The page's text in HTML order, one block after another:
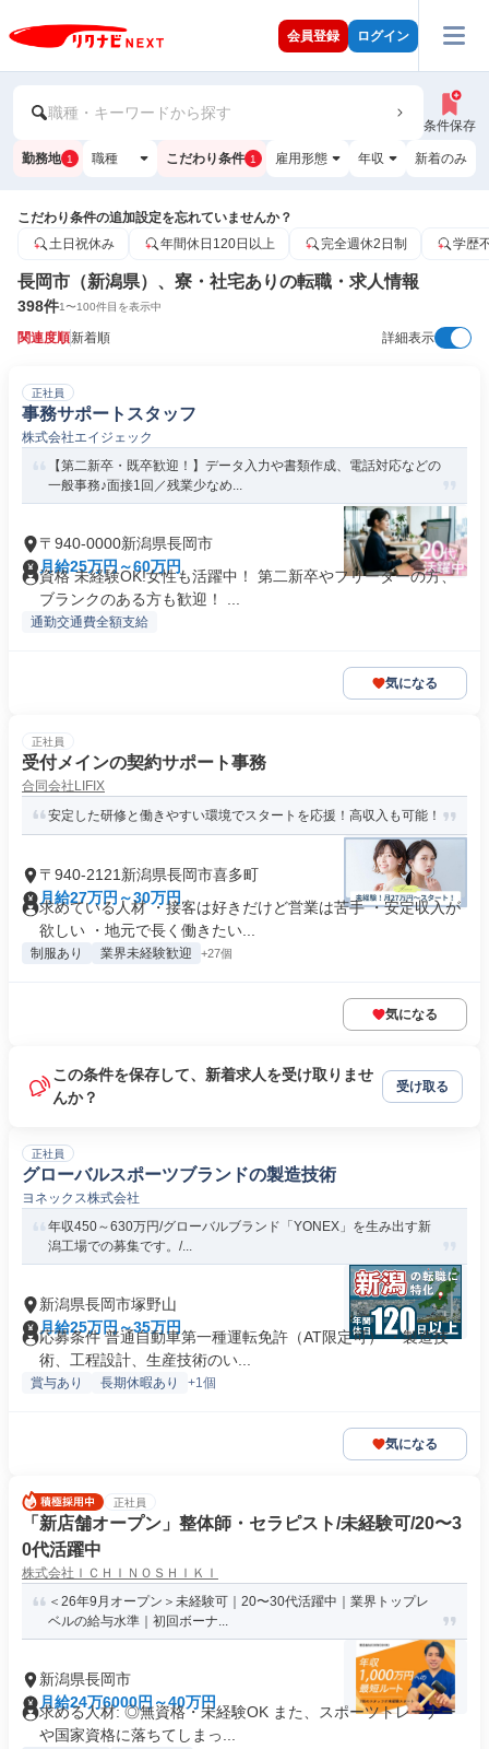
会員登録 ログイン
職種・キーワードから探す
条件保存
勤務地 1 職種 こだわり条件 1 雇用形態 年収 新着のみ
こだわり条件の追加設定を忘れていませんか？
土日祝休み
年間休日120日以上 完全週休2日制 学歴
長岡市（新潟県）、寮・社宅ありの転職・求人情報
398件1〜100件目を表示中
関連度順新着順 詳細表示
正社員
事務サポートスタッフ
株式会社エイジェック
【第二新卒・既卒歓迎！】データ入力や書類作成、電話対応などの
一般事務♪面接1回／残業少なめ...
〒940-0000新潟県長岡市
月給25万円～60万円
資格 未経験OK!女性も活躍中！ 第二新卒やフリーターの方、
ブランクのある方も歓迎！ ...
通勤交通費全額支給
気になる
正社員
受付メインの契約サポート事務
合同会社LIFIX
安定した研修と働きやすい環境でスタートを応援！高収入も可能！
〒940-2121新潟県長岡市喜多町
月給27万円～30万円
求めている人材 ・接客は好きだけど営業は苦手 ・安定収入が
欲しい ・地元で長く働きたい...
制服あり 業界未経験歓迎 +27個
気になる
この条件を保存して、新着求人を受け取りませ
んか？
受け取る
正社員
グローバルスポーツブランドの製造技術
ヨネックス株式会社
年収450～630万円/グローバルブランド「YONEX」を生み出す新
潟工場での募集です。/...
新潟県長岡市塚野山
月給25万円～35万円
応募条件 普通自動車第一種運転免許（AT限定可） ・製造技
術、工程設計、生産技術のい...
賞与あり 長期休暇あり +1個
気になる
正社員
「新店舗オープン」整体師・セラピスト/未経験可/20〜3
0代活躍中
株式会社ＩＣＨＩＮＯＳＨＩＫＩ
＜26年9月オープン＞未経験可｜20〜30代活躍中｜業界トップレ
ベルの給与水準｜初回ボーナ...
新潟県長岡市
月給24万6000円～40万円
求める人材: ◎無資格・未経験OK また、スポーツトレーナー
や国家資格に落ちてしまっ...